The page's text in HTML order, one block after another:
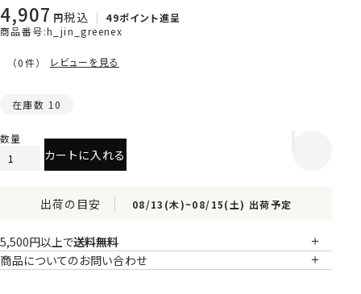
4,907 税込 49ポイント進呈
商品番号 h_jin_greenex
（0件） レビューを見る
在庫数 10
カートに入れる
出荷の目安 08/13(木)~08/15(土) 出荷予定
5,500円以上で送料無料
商品についてのお問い合わせ